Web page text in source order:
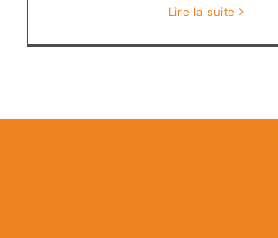
Lire la suite